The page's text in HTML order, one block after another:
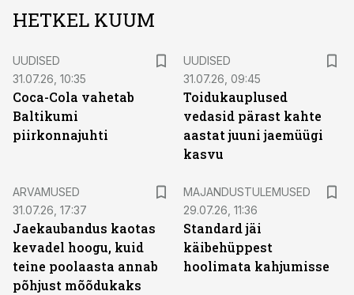
HETKEL KUUM
UUDISED
31.07.26, 10:35
Coca-Cola vahetab
Baltikumi
piirkonnajuhti
UUDISED
31.07.26, 09:45
Toidukauplused
vedasid pärast kahte
aastat juuni jaemüügi
kasvu
ARVAMUSED
31.07.26, 17:37
Jaekaubandus kaotas
kevadel hoogu, kuid
teine poolaasta annab
põhjust mõõdukaks
MAJANDUSTULEMUSED
29.07.26, 11:36
Standard jäi
käibehüppest
hoolimata kahjumisse